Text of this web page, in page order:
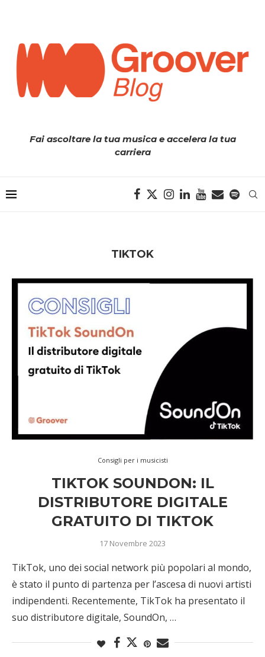
Fai ascoltare la tua musica e accelera la tua
carriera
TIKTOK
Consigli per i musicisti
TIKTOK SOUNDON: IL
DISTRIBUTORE DIGITALE
GRATUITO DI TIKTOK
17 Novembre 2023
TikTok, uno dei social network più popolari al mondo,
è stato il punto di partenza per l’ascesa di nuovi artisti
indipendenti. Recentemente, TikTok ha presentato il
suo distributore digitale, SoundOn, …